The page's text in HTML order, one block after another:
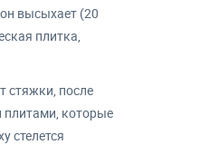
высыхает (20
плитка,
стяжки, после
плитами, которые
стелется